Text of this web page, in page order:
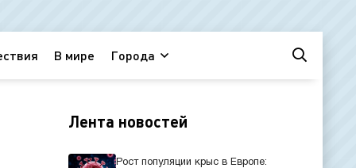
В мире Города
Лента новостей
Рост популяции крыс в Европе: